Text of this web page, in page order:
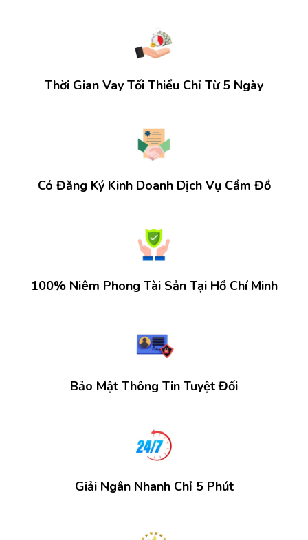
Thời Gian Vay Tối Thiểu Chỉ Từ 5 Ngày
Có Đăng Ký Kinh Doanh Dịch Vụ Cầm Đồ
100% Niêm Phong Tài Sản Tại Hồ Chí Minh
Bảo Mật Thông Tin Tuyệt Đối
Giải Ngân Nhanh Chỉ 5 Phút